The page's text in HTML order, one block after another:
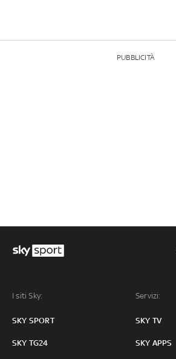
PUBBLICITÀ
I siti Sky:
SKY SPORT
SKY TG24
Servizi:
SKY TV
SKY APPS